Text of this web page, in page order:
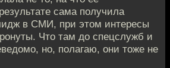
сама получила
в СМИ, при этом интересы
Что там до спецслужб и
но, полагаю, они тоже не